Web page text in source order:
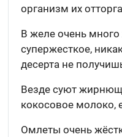
организм их
В желе очень
супержесткое,
десерта не
Везде суют
кокосовое молоко,
Омлеты очень